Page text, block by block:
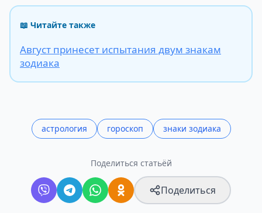
📖 Читайте также
Август принесет испытания двум знакам
зодиака
астрология гороскоп знаки зодиака
Поделиться статьёй
Поделиться